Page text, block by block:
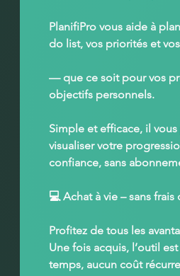
PlanifiPro vous aide à
do list, vos priorités et
— que ce soit pour vos
objectifs personnels.
Simple et efficace, il
visualiser votre
confiance, sans
💻 Achat à vie – sans frais
Profitez de tous les
Une fois acquis, l’outil est
temps, aucun coût